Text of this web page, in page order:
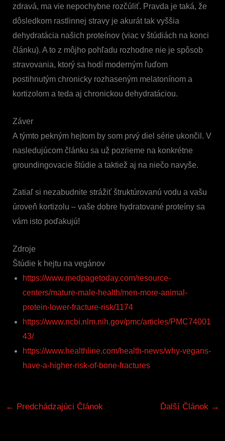
zdravá, ma vie nepochybne rozčúliť. Pravda je taká, že
dôsledkom rastlinnej stravy je akurát tak vyššia
dehydratácia našich proteínov (viac v štúdiách na konci
článku). A to z môjho pohľadu rozhodne nie je spôsob
stravovania, ktorý sa hodí moderným ľuďom
postihnutým chronicky rozhaseným melatonínom a
kortizolom a teda aj chronickou dehydratáciou.
Záver
A týmto pekným hejtom by som prvý diel série ukončil. V
nasledujúcom článku sa už pozrieme na konkrétne
groundingovacie štúdie a taktiež aj na niečo navyše.
Zatiaľ si nezabudnite strážiť štruktúrovanú vodu a vašu
úroveň kortizolu – vaše dobre hydratované proteíny sa
vám isto poďakujú!
Zdroje
Štúdie k hejtu na vegánov
https://www.medpagetoday.com/resource-
centers/mature-male-health/men-more-animal-
protein-lower-fracture-risk/1174
https://www.ncbi.nlm.nih.gov/pmc/articles/PMC74001
43/
https://www.healthline.com/health-news/why-vegans-
have-a-higher-risk-of-bone-fractures
← Predchádzajúci Článok Ďalší Článok →